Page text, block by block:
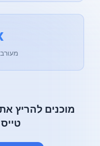
מוכנים להריץ